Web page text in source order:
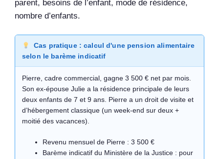
parent, besoins de l’enfant, mode de résidence,
nombre d’enfants.
Cas pratique : calcul d'une pension alimentaire
selon le barème indicatif
Pierre, cadre commercial, gagne 3 500 € net par mois.
Son ex-épouse Julie a la résidence principale de leurs
deux enfants de 7 et 9 ans. Pierre a un droit de visite et
d’hébergement classique (un week-end sur deux +
moitié des vacances).
Revenu mensuel de Pierre : 3 500 €
Barème indicatif du Ministère de la Justice : pour